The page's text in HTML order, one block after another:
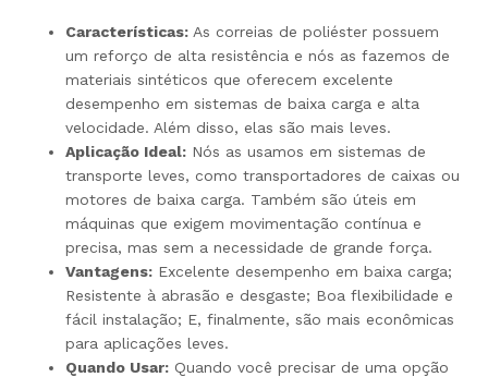
Características: As correias de poliéster possuem
um reforço de alta resistência e nós as fazemos de
materiais sintéticos que oferecem excelente
desempenho em sistemas de baixa carga e alta
velocidade. Além disso, elas são mais leves.
Aplicação Ideal: Nós as usamos em sistemas de
transporte leves, como transportadores de caixas ou
motores de baixa carga. Também são úteis em
máquinas que exigem movimentação contínua e
precisa, mas sem a necessidade de grande força.
Vantagens: Excelente desempenho em baixa carga;
Resistente à abrasão e desgaste; Boa flexibilidade e
fácil instalação; E, finalmente, são mais econômicas
para aplicações leves.
Quando Usar: Quando você precisar de uma opção